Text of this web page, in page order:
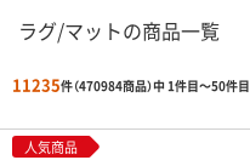
ラグ/マットの商品一覧
11235件（470984商品）中 1件目～50件目
人気商品